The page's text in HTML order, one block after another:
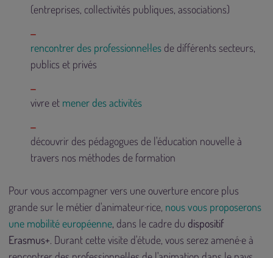
(entreprises, collectivités publiques, associations)
rencontrer des professionnel·lesde différents secteurs,
publics et privés
vivre et mener des activités
découvrir des pédagogues de l'éducation nouvelle à
travers nos méthodes de formation
Pour vous accompagner vers une ouverture encore plus
grande sur le métier d'animateur·rice, nous vous proposerons
une mobilité européenne, dans le cadre du dispositif
Erasmus+. Durant cette visite d'étude, vous serez amené·e à